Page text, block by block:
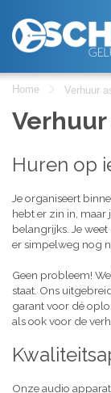
Home Verhuur
Huren op
Je organiseert
hebt er zin in, maar
belangrijks. Je
er simpelweg nog
Geen probleem!
staat. Ons
garant voor dé
als ook voor de
Onze audio